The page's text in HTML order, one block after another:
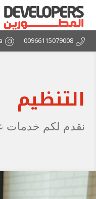
00966115079008
التنظيم
نقدم لكم خدمات